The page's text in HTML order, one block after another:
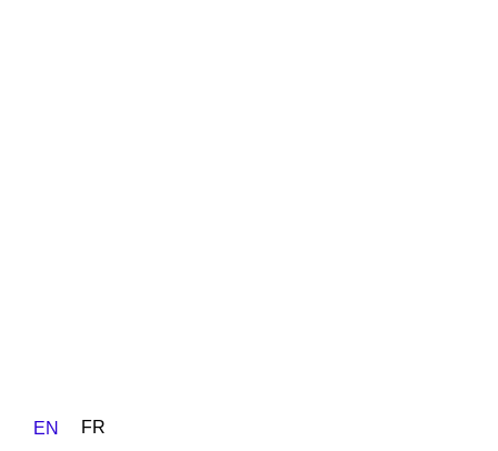
EN FR